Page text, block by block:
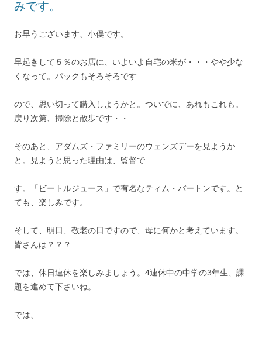
みです。
お早うございます、小俣です。
早起きして５％のお店に、いよいよ自宅の米が・・・やや少な
くなって。パックもそろそろです
ので、思い切って購入しようかと。ついでに、あれもこれも。
戻り次第、掃除と散歩です・・
そのあと、アダムズ・ファミリーのウェンズデーを見ようか
と。見ようと思った理由は、監督で
す。「ビートルジュース」で有名なティム・バートンです。と
ても、楽しみです。
そして、明日、敬老の日ですので、母に何かと考えています。
皆さんは？？？
では、休日連休を楽しみましょう。4連休中の中学の3年生、課
題を進めて下さいね。
では、